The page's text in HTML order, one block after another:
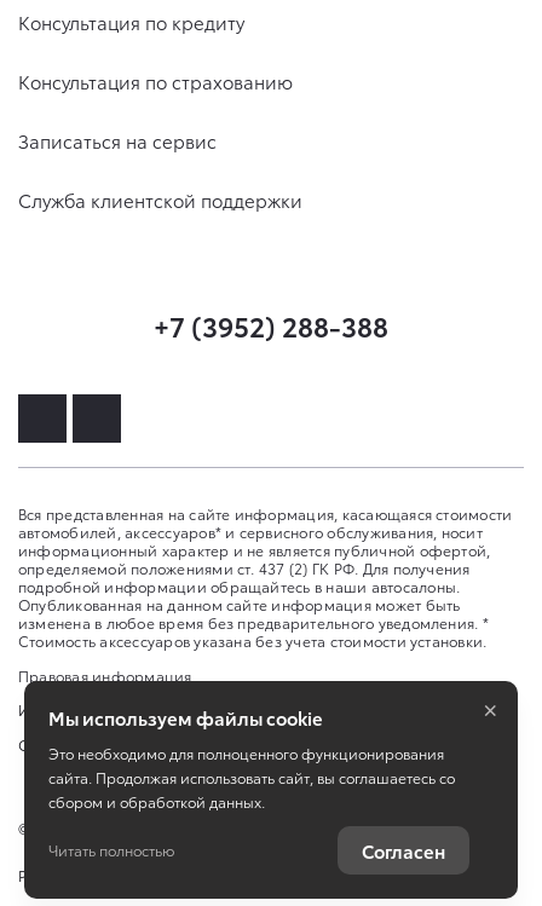
Консультация по кредиту
Консультация по страхованию
Записаться на сервис
Служба клиентской поддержки
+7 (3952) 288-388
Вся представленная на сайте информация, касающаяся стоимости
автомобилей, аксессуаров* и сервисного обслуживания, носит
информационный характер и не является публичной офертой,
определяемой положениями ст. 437 (2) ГК РФ. Для получения
подробной информации обращайтесь в наши автосалоны.
Опубликованная на данном сайте информация может быть
изменена в любое время без предварительного уведомления. *
Стоимость аксессуаров указана без учета стоимости установки.
Правовая информация
Изменить настройку cookies
Сбросить cookie
©
Работает на технологиях
Мы используем файлы cookie
Это необходимо для полноценного функционирования
сайта. Продолжая использовать сайт, вы соглашаетесь со
сбором и обработкой данных.
Читать полностью Согласен
×